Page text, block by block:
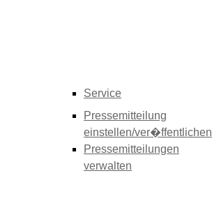
Service
Pressemitteilung
einstellen/ver�ffentlichen
Pressemitteilungen
verwalten